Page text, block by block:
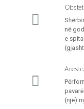
në
e
(një)